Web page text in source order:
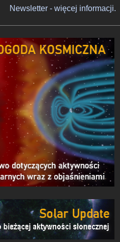
Newsletter - więcej informacji.